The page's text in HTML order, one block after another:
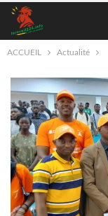
ACCUEIL Actualité